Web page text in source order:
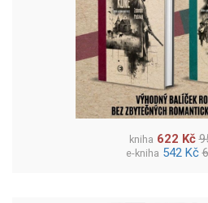
kniha 622 Kč
e-kniha 542 Kč